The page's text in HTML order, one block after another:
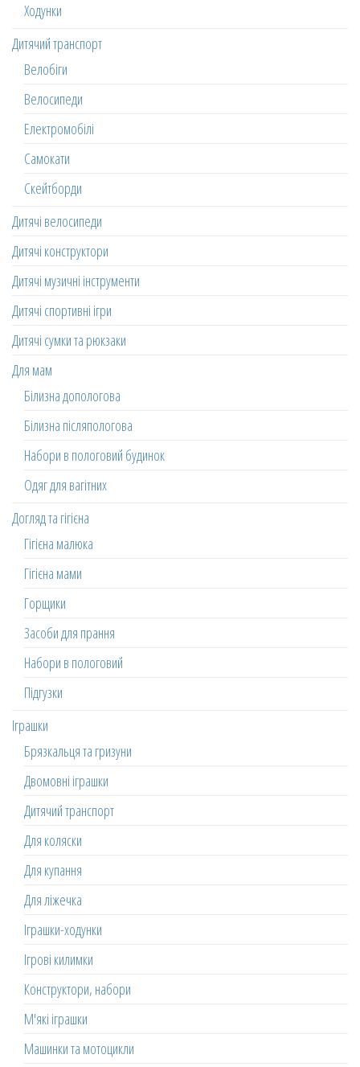
Ходунки
Дитячий транспорт
Велобіги
Велосипеди
Електромобілі
Самокати
Скейтборди
Дитячі велосипеди
Дитячі конструктори
Дитячі музичні інструменти
Дитячі спортивні ігри
Дитячі сумки та рюкзаки
Для мам
Білизна допологова
Білизна післяпологова
Набори в пологовий будинок
Одяг для вагітних
Догляд та гігієна
Гігієна малюка
Гігієна мами
Горщики
Засоби для прання
Набори в пологовий
Підгузки
Іграшки
Брязкальця та гризуни
Двомовні іграшки
Дитячий транспорт
Для коляски
Для купання
Для ліжечка
Іграшки-ходунки
Ігрові килимки
Конструктори, набори
М'які іграшки
Машинки та мотоцикли